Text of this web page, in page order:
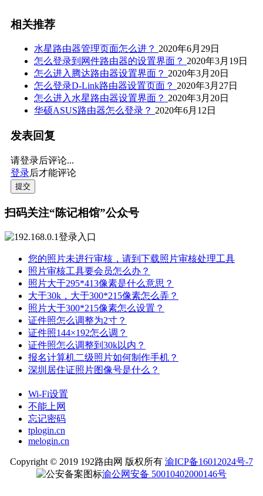
相关推荐
水星路由器管理页面怎么进？ 2020年6月29日
怎么登录到网件路由器的设置界面？ 2020年3月19日
怎么进入腾达路由器设置界面？ 2020年3月20日
怎么登录D-Link路由器设置页面？ 2020年3月27日
怎么进入水星路由器设置界面？ 2020年3月20日
华硕ASUS路由器怎么登录？ 2020年6月12日
发表回复
请登录后评论...
登录后才能评论
提交
扫码关注“陈记相馆”公众号
您的照片未进行审核，请到下载照片审核处理工具
照片审核工具要会员怎么办？
照片大于295*413像素是什么意思？
大于30k，大于300*215像素怎么弄？
照片大于300*215像素怎么设置？
证件照怎么调整为2寸？
证件照144×192怎么调？
证件照怎么调整到30k以内？
报名计算机二级照片如何制作手机？
深圳居住证照片图像号是什么？
Wi-Fi设置
不能上网
忘记密码
tplogin.cn
melogin.cn
Copyright © 2019 192路由网 版权所有 渝ICP备16012024号-7
渝公网安备 50010402000146号